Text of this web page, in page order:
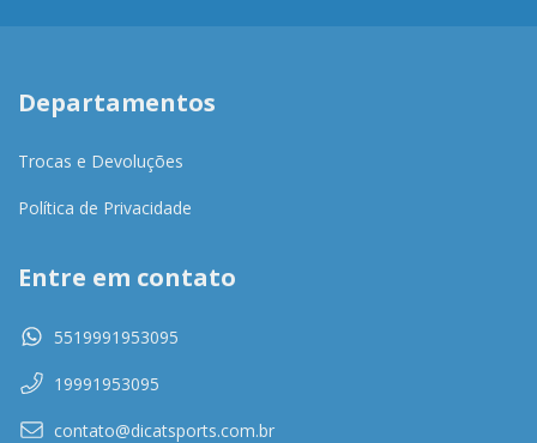
Departamentos
Trocas e Devoluções
Política de Privacidade
Entre em contato
5519991953095
19991953095
contato@dicatsports.com.br